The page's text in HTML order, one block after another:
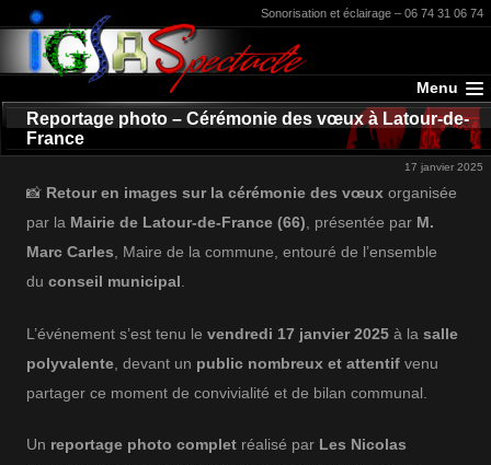
Sonorisation et éclairage – 06 74 31 06 74
Menu
Reportage photo – Cérémonie des vœux à Latour-de-
France
17 janvier 2025
📸 Retour en images sur la cérémonie des vœux organisée
par la Mairie de Latour-de-France (66), présentée par M.
Marc Carles, Maire de la commune, entouré de l’ensemble
du conseil municipal .
L’événement s’est tenu le vendredi 17 janvier 2025 à la salle
polyvalente , devant un public nombreux et attentif venu
partager ce moment de convivialité et de bilan communal.
Un reportage photo complet réalisé par Les Nicolas